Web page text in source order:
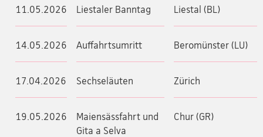
11.05.2026 Liestaler Banntag Liestal (BL)
14.05.2026 Auffahrtsumritt Beromünster (LU)
17.04.2026 Sechseläuten Zürich
19.05.2026
Maiensässfahrt und
Gita a Selva
Chur (GR)